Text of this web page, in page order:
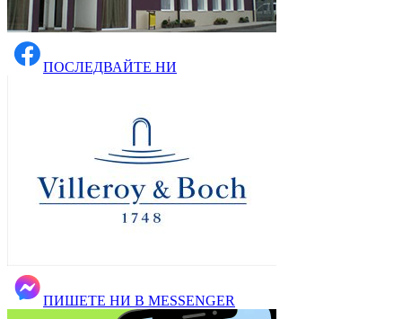
ПОСЛЕДВАЙТЕ НИ
ПИШЕТЕ НИ В MESSENGER